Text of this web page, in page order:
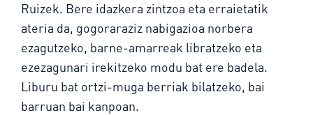
Ruizek. Bere idazkera zintzoa eta erraietatik
ateria da, gogoraraziz nabigazioa norbera
ezagutzeko, barne-amarreak libratzeko eta
ezezagunari irekitzeko modu bat ere badela.
Liburu bat ortzi-muga berriak bilatzeko, bai
barruan bai kanpoan.